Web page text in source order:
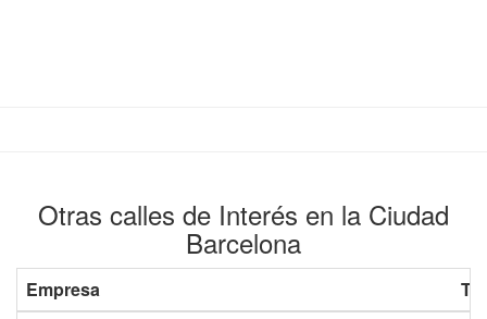
Otras calles de Interés en la Ciudad
Barcelona
Empresa